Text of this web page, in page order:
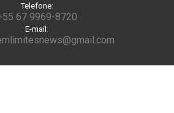
Telefone:
67 9969-8720
E-mail: